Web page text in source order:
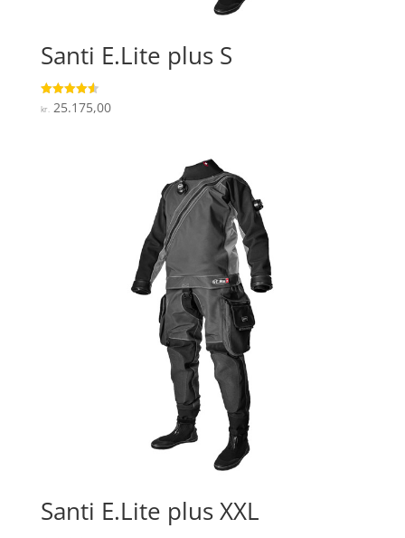
Santi E.Lite plus S
Vurderet
4.6
kr. 25.175,00
Santi E.Lite plus XXL